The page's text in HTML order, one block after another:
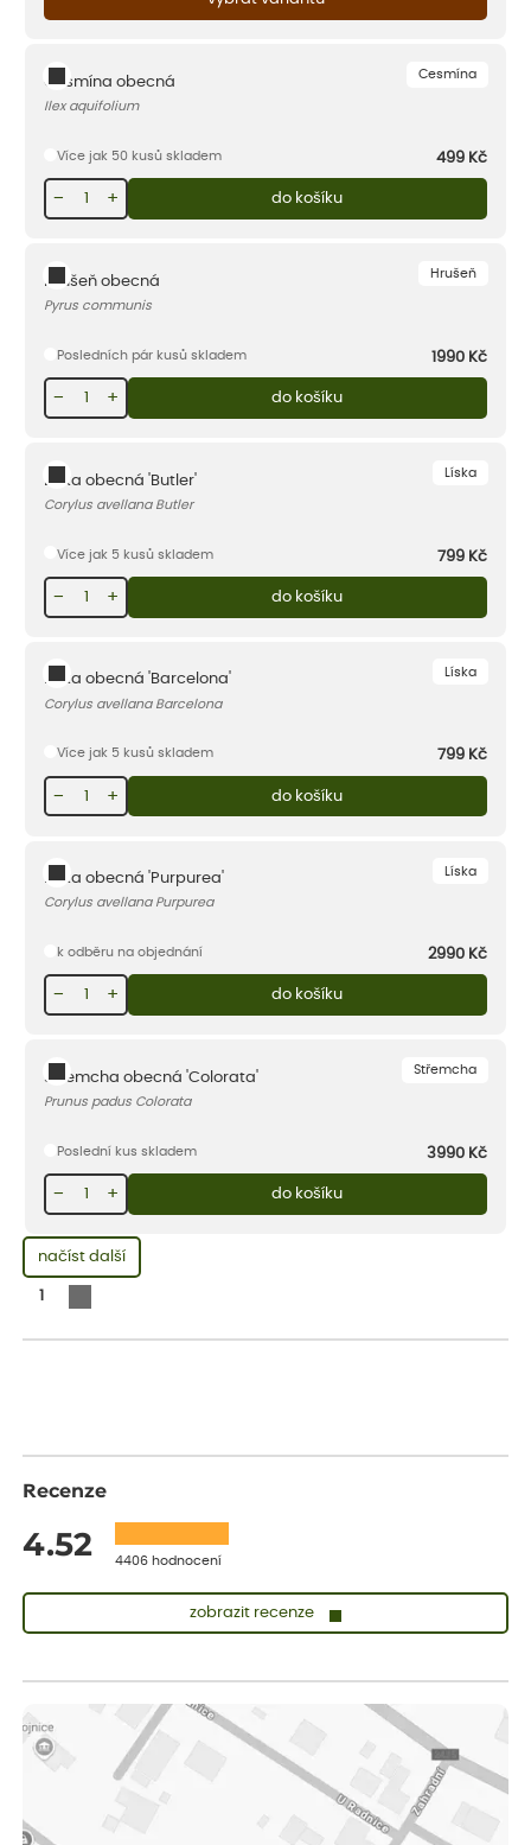
Cesmína
Cesmína obecná
Ilex aquifolium
Více jak 50 kusů skladem 499 Kč
+
− do košíku
Hrušeň
Hrušeň obecná
Pyrus communis
Posledních pár kusů skladem 1990 Kč
+
− do košíku
Líska
Líska obecná 'Butler'
Corylus avellana Butler
Více jak 5 kusů skladem 799 Kč
+
− do košíku
Líska
Líska obecná 'Barcelona'
Corylus avellana Barcelona
Více jak 5 kusů skladem 799 Kč
+
− do košíku
Líska
Líska obecná 'Purpurea'
Corylus avellana Purpurea
k odběru na objednání 2990 Kč
+
− do košíku
Střemcha
Střemcha obecná 'Colorata'
Prunus padus Colorata
Poslední kus skladem 3990 Kč
+
− do košíku
načíst další
Recenze
4.52 4406 hodnocení
zobrazit recenze
Měla jsem pouze 1objednavku a zatím jsem spokojená se
sazenicemi
Miroslava
Rostliny byly v pořádku, dobře zabalené, celková spokojenost.